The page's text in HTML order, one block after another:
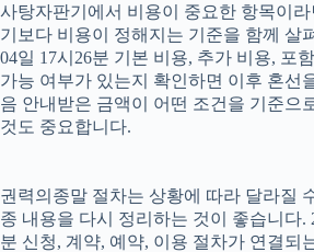
사탕자판기에서 비용이 중요한 항목이
기보다 비용이 정해지는 기준을 함께 살
04일 17시26분 기본 비용, 추가 비용, 포
가능 여부가 있는지 확인하면 이후 혼선
음 안내받은 금액이 어떤 조건을 기준으
것도 중요합니다.
권력의종말 절차는 상황에 따라 달라질
종 내용을 다시 정리하는 것이 좋습니다.
분 신청, 계약, 예약, 이용 절차가 연결되